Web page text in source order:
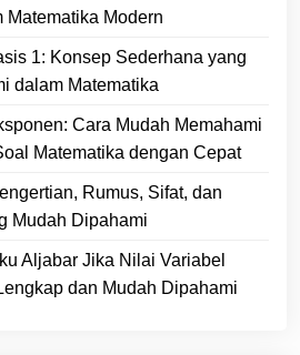
Matematika Modern
1: Konsep Sederhana yang
dalam Matematika
Cara Mudah Memahami
Matematika dengan Cepat
Rumus, Sifat, dan
Mudah Dipahami
Aljabar Jika Nilai Variabel
dan Mudah Dipahami